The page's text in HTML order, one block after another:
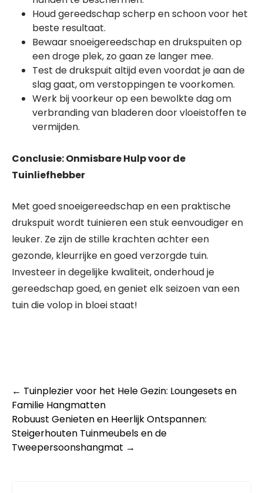
Houd gereedschap scherp en schoon voor het
beste resultaat.
Bewaar snoeigereedschap en drukspuiten op
een droge plek, zo gaan ze langer mee.
Test de drukspuit altijd even voordat je aan de
slag gaat, om verstoppingen te voorkomen.
Werk bij voorkeur op een bewolkte dag om
verbranding van bladeren door vloeistoffen te
vermijden.
Conclusie: Onmisbare Hulp voor de
Tuinliefhebber
Met goed snoeigereedschap en een praktische
drukspuit wordt tuinieren een stuk eenvoudiger en
leuker. Ze zijn de stille krachten achter een
gezonde, kleurrijke en goed verzorgde tuin.
Investeer in degelijke kwaliteit, onderhoud je
gereedschap goed, en geniet elk seizoen van een
tuin die volop in bloei staat!
Post
navigation
← Tuinplezier voor het Hele Gezin: Loungesets en
Familie Hangmatten
Robuust Genieten en Heerlijk Ontspannen:
Steigerhouten Tuinmeubels en de
Tweepersoonshangmat →